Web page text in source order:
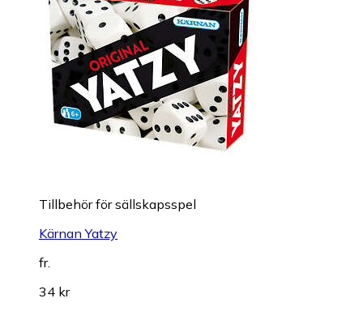
Tillbehör för sällskapsspel
Kärnan Yatzy
fr.
34 kr